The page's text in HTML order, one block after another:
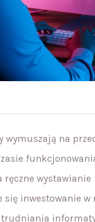
wymuszają na
ręczne
się inwestowanie